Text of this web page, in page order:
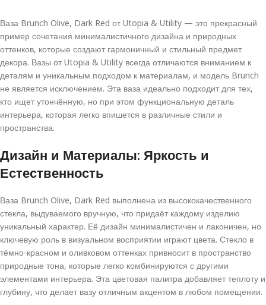
Ваза Brunch Olive, Dark Red от Utopia & Utility — это прекрасный
пример сочетания минималистичного дизайна и природных
оттенков, которые создают гармоничный и стильный предмет
декора. Вазы от Utopia & Utility всегда отличаются вниманием к
деталям и уникальным подходом к материалам, и модель Brunch
не является исключением. Эта ваза идеально подходит для тех,
кто ищет утончённую, но при этом функциональную деталь
интерьера, которая легко впишется в различные стили и
пространства.
Дизайн и Материалы: Яркость и
Естественность
Ваза Brunch Olive, Dark Red выполнена из высококачественного
стекла, выдуваемого вручную, что придаёт каждому изделию
уникальный характер. Её дизайн минималистичен и лаконичен, но
ключевую роль в визуальном восприятии играют цвета. Стекло в
тёмно-красном и оливковом оттенках привносит в пространство
природные тона, которые легко комбинируются с другими
элементами интерьера. Эта цветовая палитра добавляет теплоту и
глубину, что делает вазу отличным акцентом в любом помещении.